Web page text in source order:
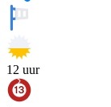
12 uur